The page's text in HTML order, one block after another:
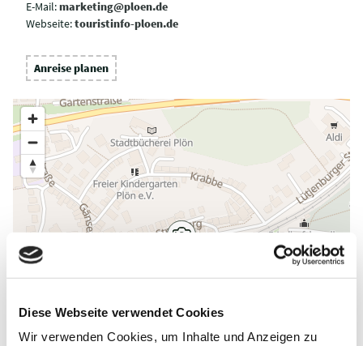
Diese Webseite verwendet Cookies
Wir verwenden Cookies, um Inhalte und Anzeigen zu
E-Mail:marketing@ploen.de
Webseite:touristinfo-ploen.de
Anreise planen